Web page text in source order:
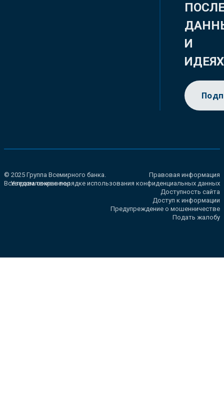
И
ИДЕЯХ
© 2025 Группа Всемирного банка.
Все права сохранены.
Правовая информация
Уведомление о порядке использования конфиденциальных данных
Доступность сайта
Доступ к информации
Предупреждение о мошенничестве
Подать жалобу